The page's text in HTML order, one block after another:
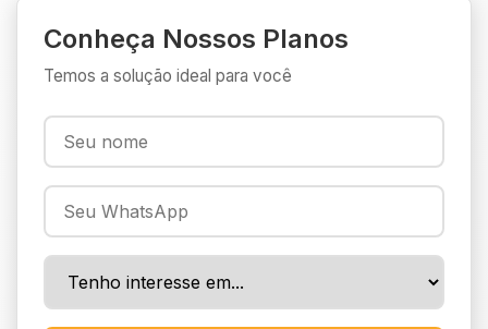
Conheça Nossos Planos
Temos a solução ideal para você